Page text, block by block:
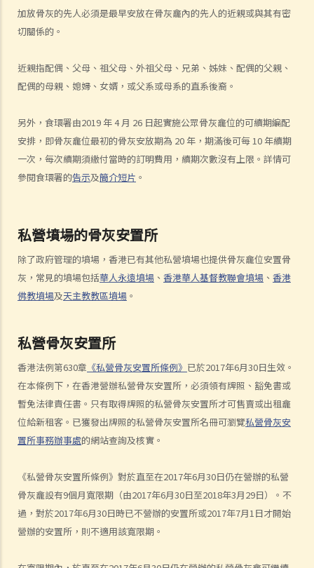
加放骨灰的先人必須是最早安放在骨灰龕內的先人的近親或與其有密
切關係的。
近親指配偶、父母、祖父母、外祖父母、兄弟、姊妹、配偶的父親、
配偶的母親、媳婦、女婿，或父系或母系的直系後裔。
另外，食環署由2019 年 4 月 26 日起實施公眾骨灰龕位的可續期編配
安排，即骨灰龕位最初的骨灰安放期為 20 年，期滿後可每 10 年續期
一次，每次續期須繳付當時的訂明費用，續期次數沒有上限。詳情可
參閱食環署的告示及簡介短片 。
私營墳場的骨灰安置所
除了政府管理的墳場，香港已有其他私營墳場也提供骨灰龕位安置骨
灰，常見的墳場包括華人永遠墳場 、 香港華人基督教聯會墳場 、 香港
佛教墳場及天主教教區墳場 。
私營骨灰安置所
香港法例第630章 《私營骨灰安置所條例》 已於2017年6月30日生效。
在本條例下，在香港營辦私營骨灰安置所，必須領有牌照、豁免書或
暫免法律責任書。只有取得牌照的私營骨灰安置所才可售賣或出租龕
位給新租客。已獲發出牌照的私營骨灰安置所名冊可瀏覽私營骨灰安
置所事務辦事處的網站查詢及核實。
《私營骨灰安置所條例》對於直至在2017年6月30日仍在營辦的私營
骨灰龕設有9個月寬限期（由2017年6月30日至2018年3月29日）。不
過，對於2017年6月30日時已不營辦的安置所或2017年7月1日才開始
營辦的安置所，則不適用該寬限期。
4. 損害賠償陳述書
5. 抗辯書
9. 核對表評檢及案件管理問卷
10. 案件管理會議
11. 審訊前的覆核
就人身傷害提出申索，是否存在時限？
若我因人身傷害提出申索，可否申請法律援助？
法律援助
法律援助輔助計劃
逝者家屬
我的家人在意外中身亡。我可否代表死者展開人身傷亡訴訟？在控告犯
錯的一方之前，我需要依循甚麼程序？
損害賠償陳述書
涉及致命意外的申索
死因裁判法庭有甚麼作用？
火災中受傷的僱員
因工受傷以及有關補償
賠償責任
怎樣才算是因工及在僱用期間遭遇意外（簡稱工傷意外）？